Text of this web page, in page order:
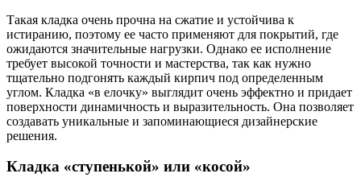
Такая кладка очень прочна на сжатие и устойчива к
истиранию, поэтому ее часто применяют для покрытий, где
ожидаются значительные нагрузки. Однако ее исполнение
требует высокой точности и мастерства, так как нужно
тщательно подгонять каждый кирпич под определенным
углом. Кладка «в елочку» выглядит очень эффектно и придает
поверхности динамичность и выразительность. Она позволяет
создавать уникальные и запоминающиеся дизайнерские
решения.
Кладка «ступенькой» или «косой»